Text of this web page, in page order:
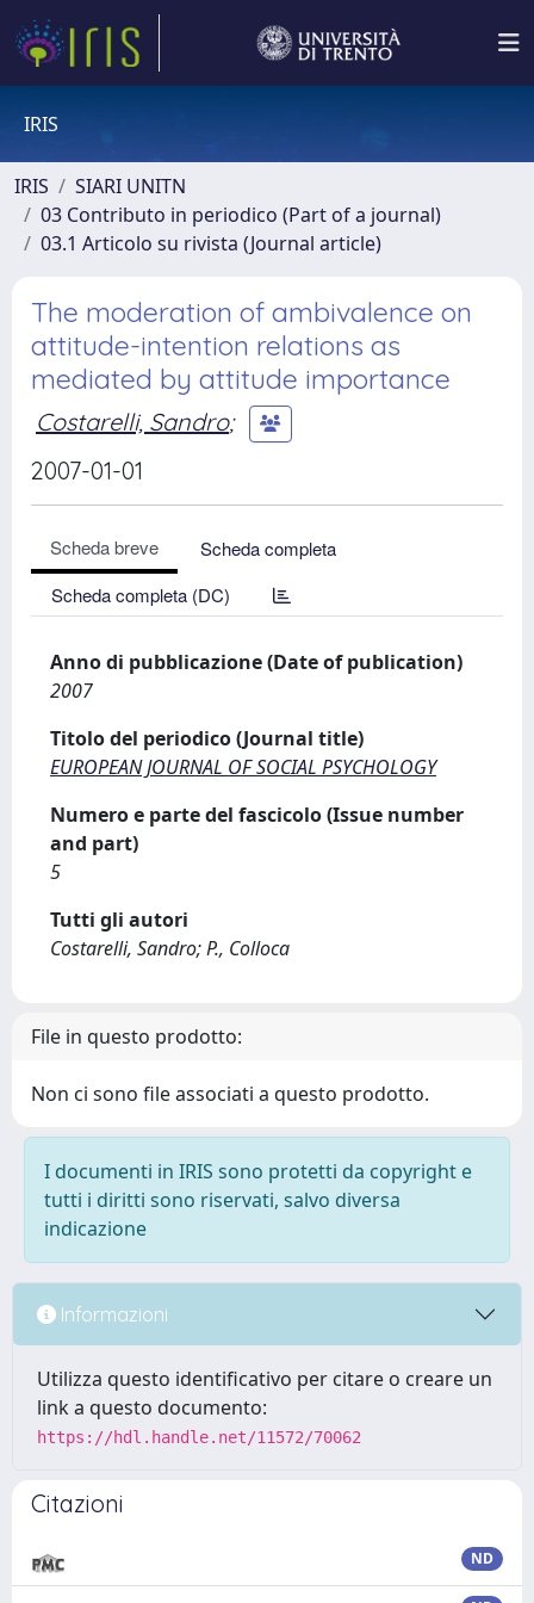
IRIS
IRIS
SIARI UNITN
03 Contributo in periodico (Part of a journal)
03.1 Articolo su rivista (Journal article)
The moderation of ambivalence on
attitude-intention relations as
mediated by attitude importance
Costarelli, Sandro;
2007-01-01
Scheda breve
Scheda completa
Scheda completa (DC)
Anno di pubblicazione (Date of publication)
2007
Titolo del periodico (Journal title)
EUROPEAN JOURNAL OF SOCIAL PSYCHOLOGY
Numero e parte del fascicolo (Issue number
and part)
5
Tutti gli autori
Costarelli, Sandro; P., Colloca
File in questo prodotto:
Non ci sono file associati a questo prodotto.
I documenti in IRIS sono protetti da copyright e
tutti i diritti sono riservati, salvo diversa
indicazione
Informazioni
Utilizza questo identificativo per citare o creare un
link a questo documento:
https://hdl.handle.net/11572/70062
Citazioni
ND